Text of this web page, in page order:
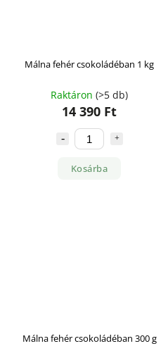
Málna fehér csokoládéban 1 kg
Raktáron (>5 db)
14 390 Ft
Kosárba
Málna fehér csokoládéban 300 g